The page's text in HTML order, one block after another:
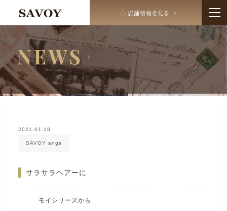
2021.01.18
SAVOY ange
サラサラヘアーに
モイシリーズから